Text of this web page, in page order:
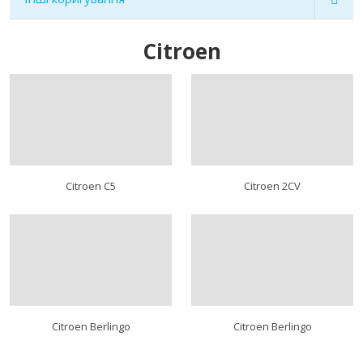
Citroen
Citroen C5 Citroen 2CV
Citroen Berlingo Citroen Berlingo